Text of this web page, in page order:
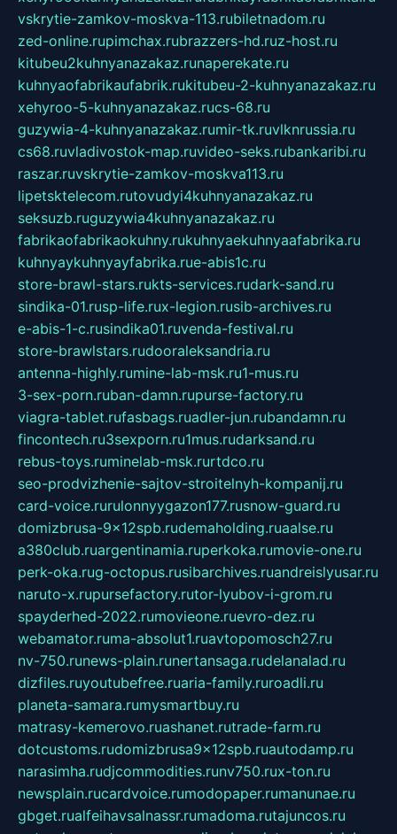
vskrytie-zamkov-moskva-113.rubiletnadom.ru
zed-online.rupimchax.rubrazzers-hd.ruz-host.ru
kitubeu2kuhnyanazakaz.runaperekate.ru
kuhnyaofabrikaufabrik.rukitubeu-2-kuhnyanazakaz.ru
xehyroo-5-kuhnyanazakaz.rucs-68.ru
guzywia-4-kuhnyanazakaz.rumir-tk.ruvlknrussia.ru
cs68.ruvladivostok-map.ruvideo-seks.rubankaribi.ru
raszar.ruvskrytie-zamkov-moskva113.ru
lipetsktelecom.rutovudyi4kuhnyanazakaz.ru
seksuzb.ruguzywia4kuhnyanazakaz.ru
fabrikaofabrikaokuhny.rukuhnyaekuhnyaafabrika.ru
kuhnyaykuhnyayfabrika.rue-abis1c.ru
store-brawl-stars.rukts-services.rudark-sand.ru
sindika-01.rusp-life.rux-legion.rusib-archives.ru
e-abis-1-c.rusindika01.ruvenda-festival.ru
store-brawlstars.rudooraleksandria.ru
antenna-highly.rumine-lab-msk.ru1-mus.ru
3-sex-porn.ruban-damn.rupurse-factory.ru
viagra-tablet.rufasbags.ruadler-jun.rubandamn.ru
fincontech.ru3sexporn.ru1mus.rudarksand.ru
rebus-toys.ruminelab-msk.rurtdco.ru
seo-prodvizhenie-sajtov-stroitelnyh-kompanij.ru
card-voice.rurulonnyygazon177.rusnow-guard.ru
domizbrusa-9x12spb.rudemaholding.ruaalse.ru
a380club.ruargentinamia.ruperkoka.rumovie-one.ru
perk-oka.rug-octopus.rusibarchives.ruandreislyusar.ru
naruto-x.rupursefactory.rutor-lyubov-i-grom.ru
spayderhed-2022.rumovieone.ruevro-dez.ru
webamator.ruma-absolut1.ruavtopomosch27.ru
nv-750.runews-plain.runertansaga.rudelanalad.ru
dizfiles.ruyoutubefree.ruaria-family.ruroadli.ru
planeta-samara.rumysmartbuy.ru
matrasy-kemerovo.ruashanet.rutrade-farm.ru
dotcustoms.rudomizbrusa9x12spb.ruautodamp.ru
narasimha.rudjcommodities.runv750.rux-ton.ru
newsplain.rucardvoice.rumodopaper.rumanunae.ru
gbget.rualfeihavsalnassr.rumadoma.rutajuncos.ru